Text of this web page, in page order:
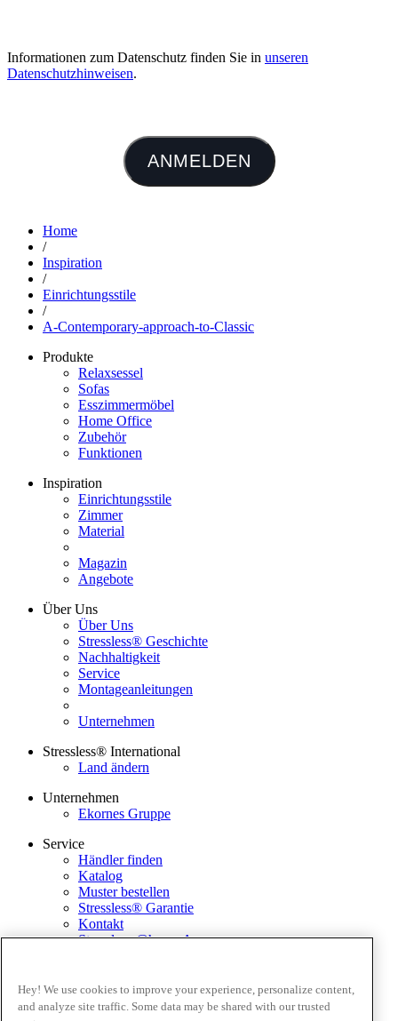
Informationen zum Datenschutz finden Sie in unseren
Datenschutzhinweisen.
ANMELDEN
Home
/
Inspiration
/
Einrichtungsstile
/
A-Contemporary-approach-to-Classic
Produkte
Relaxsessel
Sofas
Esszimmermöbel
Home Office
Zubehör
Funktionen
Inspiration
Einrichtungsstile
Zimmer
Material
Magazin
Angebote
Über Uns
Über Uns
Stressless® Geschichte
Nachhaltigkeit
Service
Montageanleitungen
Unternehmen
Stressless® International
Land ändern
Unternehmen
Ekornes Gruppe
Service
Händler finden
Katalog
Muster bestellen
Stressless® Garantie
Kontakt
Stressless @home App
Ekornes Media Portal
Geschäftsbedingungen
Hey! We use cookies to improve your experience, personalize content,
and analyze site traffic. Some data may be shared with our trusted